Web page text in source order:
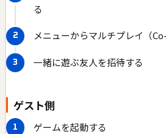
る
メニューからマルチプレイ（
一緒に遊ぶ友人を招待する
ゲスト側
ゲームを起動する